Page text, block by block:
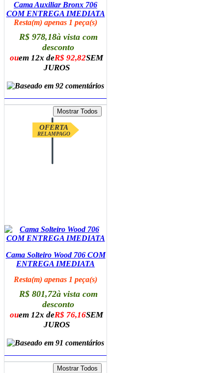
Cama Auxiliar Bronx 706
COM ENTREGA IMEDIATA
Resta(m) apenas 1 peça(s)
R$ 978,18à vista com
desconto
ouem 12x deR$ 92,82SEM
JUROS
OFERTA
RELAMPAGO
Cama Solteiro Wood 706 COM
ENTREGA IMEDIATA
Resta(m) apenas 1 peça(s)
R$ 801,72à vista com
desconto
ouem 12x deR$ 76,16SEM
JUROS